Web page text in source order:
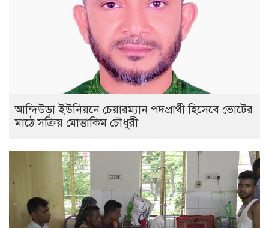
আন্দিউড়া ইউনিয়নে চেয়ারম্যান পদপ্রার্থী হিসেবে ভোটের
মাঠে সক্রিয় মোত্তাকিম চৌধুরী